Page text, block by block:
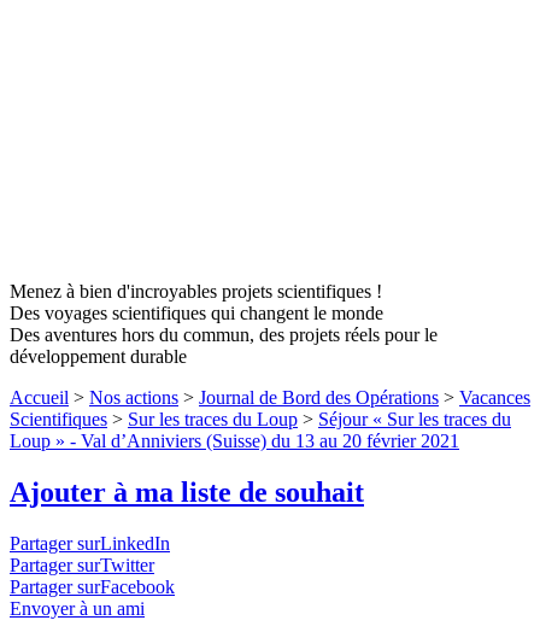
Menez à bien d'incroyables projets scientifiques !
Des voyages scientifiques qui changent le monde
Des aventures hors du commun, des projets réels pour le
développement durable
Accueil > Nos actions > Journal de Bord des Opérations > Vacances
Scientifiques > Sur les traces du Loup > Séjour « Sur les traces du
Loup » - Val d’Anniviers (Suisse) du 13 au 20 février 2021
Ajouter à ma liste de souhait
Partager surLinkedIn
Partager surTwitter
Partager surFacebook
Envoyer à un ami